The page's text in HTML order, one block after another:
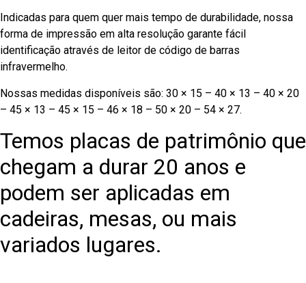
Indicadas para quem quer mais tempo de durabilidade, nossa
forma de impressão em alta resolução garante fácil
identificação através de leitor de código de barras
infravermelho.
Nossas medidas disponíveis são: 30 × 15 – 40 × 13 – 40 × 20
– 45 × 13 – 45 × 15 – 46 × 18 – 50 × 20 – 54 × 27.
Temos placas de patrimônio que
chegam a durar 20 anos e
podem ser aplicadas em
cadeiras, mesas, ou mais
variados lugares.